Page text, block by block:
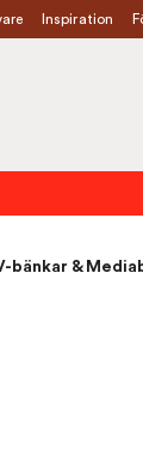
Inspiration
bänkar &